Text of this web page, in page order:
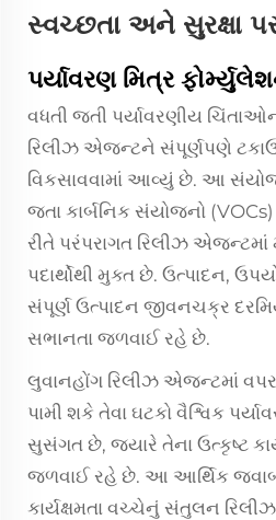
સ્વચ્છતા અને સુરક્ષા
પર્યાવરણ મિત્ર
વધતી જતી પર્યાવરણીય
રિલીઝ એજન્ટને સંપૂર્ણપણે
વિકસાવવામાં આવ્યું છે. આ
જતા કાર્બનિક સંયોજનો
રીતે પરંપરાગત રિલીઝ એજન્ટમાં
પદાર્થોથી મુક્ત છે. ઉત્પાદન,
સંપૂર્ણ ઉત્પાદન જીવનચક્ર
સભાનતા જળવાઈ રહે છે.
લુવાનહોંગ રિલીઝ એજન્ટમાં
પામી શકે તેવા ઘટકો વૈશ્વિક
સુસંગત છે, જ્યારે તેના ઉત્કૃષ્ટ
જળવાઈ રહે છે. આ આર્થિક
કાર્યક્ષમતા વચ્ચેનું સંતુલન